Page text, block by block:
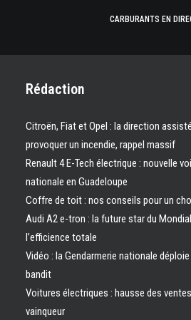
CARBURANTS EN
Rédaction
Citroën, Fiat et Opel : la direction
provoquer un incendie, rappel massif
Renault 4 E-Tech électrique : nouvelle
nationale en Guadeloupe
Coffre de toit : nos conseils pour un
Audi A2 e-tron : la future star du
l’efficience totale
Vidéo : la Gendarmerie nationale
bandit
Voitures électriques : hausse des
vainqueur